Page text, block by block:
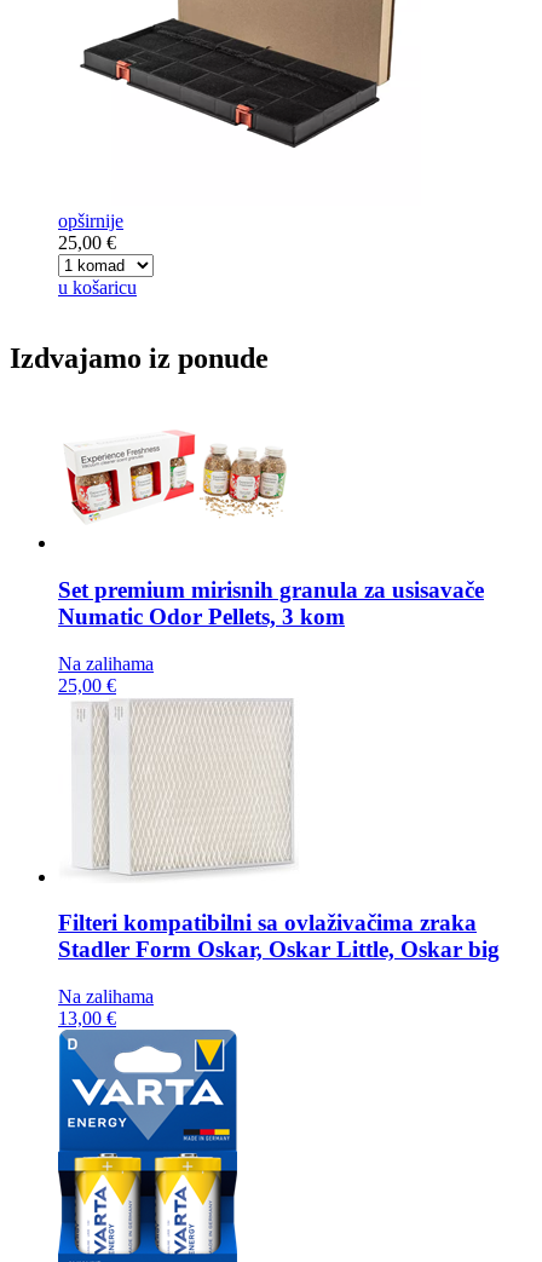
opširnije
25,00 €
u košaricu
Izdvajamo iz ponude
Set premium mirisnih granula za usisavače
Numatic Odor Pellets, 3 kom
Na zalihama
25,00 €
Filteri kompatibilni sa ovlaživačima zraka
Stadler Form Oskar, Oskar Little, Oskar big
Na zalihama
13,00 €